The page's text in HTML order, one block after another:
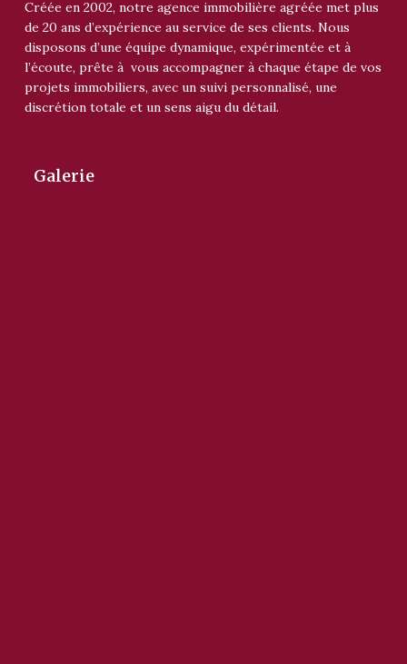
Créée en 2002, notre agence immobilière agréée met plus
de 20 ans d’expérience au service de ses clients. Nous
disposons d’une équipe dynamique, expérimentée et à
l’écoute, prête à vous accompagner à chaque étape de vos
projets immobiliers, avec un suivi personnalisé, une
discrétion totale et un sens aigu du détail.
Galerie